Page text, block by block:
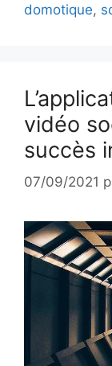
domotique,
vidéo
succès
07/09/2021